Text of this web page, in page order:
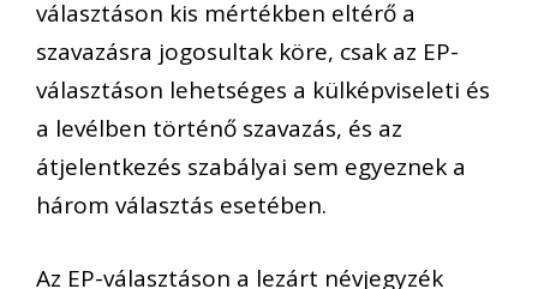
választáson kis mértékben eltérő a
szavazásra jogosultak köre, csak az EP-
választáson lehetséges a külképviseleti és
a levélben történő szavazás, és az
átjelentkezés szabályai sem egyeznek a
három választás esetében.
Az EP-választáson a lezárt névjegyzék